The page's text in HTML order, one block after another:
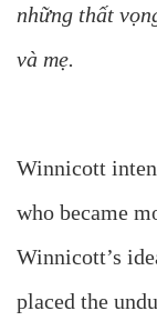
những thất
và mẹ.
Winnicott
who became
Winnicott’s
placed the